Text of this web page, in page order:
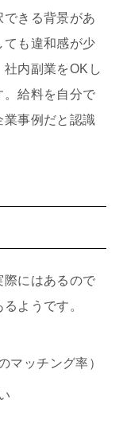
できる背景があ
ても違和感が少
内副業をOKし
。給料を自分で
業事例だと認識
際にはあるので
ようです。
マッチング率）